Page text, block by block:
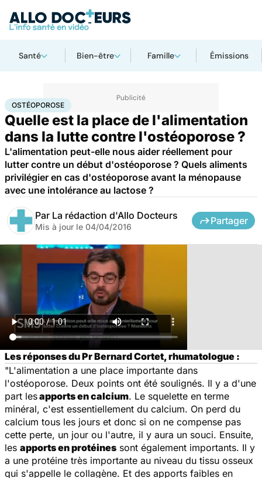
Santé Bien-être Famille Émissions
AccueilBien-être Nutrition Ostéoporose
OSTÉOPOROSE
Quelle est la place de l'alimentation
dans la lutte contre l'ostéoporose ?
L'alimentation peut-elle nous aider réellement pour
lutter contre un début d'ostéoporose ? Quels aliments
privilégier en cas d'ostéoporose avant la ménopause
avec une intolérance au lactose ?
Par La rédaction d'Allo Docteurs
Mis à jour le 04/04/2016
Partager
Les réponses du Pr Bernard Cortet, rhumatologue :
"L'alimentation a une place importante dans
l'ostéoporose. Deux points ont été soulignés. Il y a d'une
part lesapports en calcium. Le squelette en terme
minéral, c'est essentiellement du calcium. On perd du
calcium tous les jours et donc si on ne compense pas
cette perte, un jour ou l'autre, il y aura un souci. Ensuite,
les apports en protéines sont également importants. Il y
a une protéine très importante au niveau du tissu osseux
qui s'appelle le collagène. Et des apports faibles en